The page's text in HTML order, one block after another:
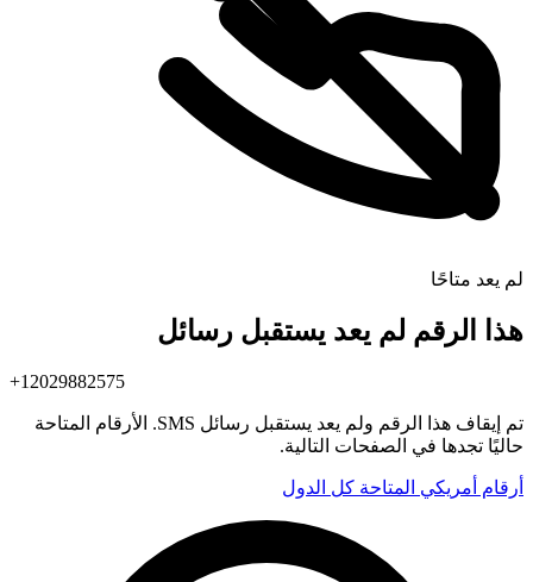
لم يعد متاحًا
هذا الرقم لم يعد يستقبل رسائل
+12029882575
تم إيقاف هذا الرقم ولم يعد يستقبل رسائل SMS. الأرقام المتاحة
حاليًا تجدها في الصفحات التالية.
أرقام أمريكي المتاحة كل الدول